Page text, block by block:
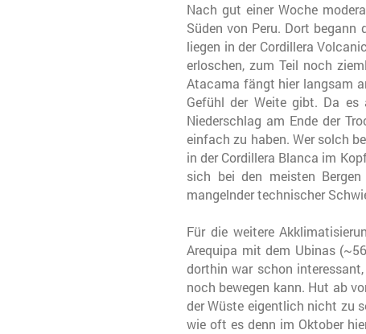
Nach gut einer Woche
Süden von Peru. Dort begann
liegen in der Cordillera
erloschen, zum Teil noch
Atacama fängt hier langsam
Gefühl der Weite gibt. Da
Niederschlag am Ende der
einfach zu haben. Wer solch
in der Cordillera Blanca im
sich bei den meisten
mangelnder technischer
Für die weitere
Arequipa mit dem Ubinas
dorthin war schon
noch bewegen kann. Hut ab
der Wüste eigentlich nicht zu
wie oft es denn im Oktober